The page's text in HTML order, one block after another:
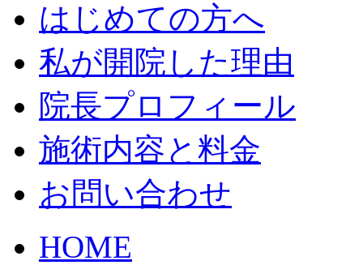
はじめての方へ
私が開院した理由
院長プロフィール
施術内容と料金
お問い合わせ
HOME